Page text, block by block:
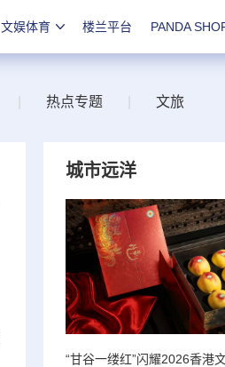
文娱体育 楼兰平台 PANDA
热点专题 文旅
城市远洋
“甘谷一缕红”闪耀2026香港